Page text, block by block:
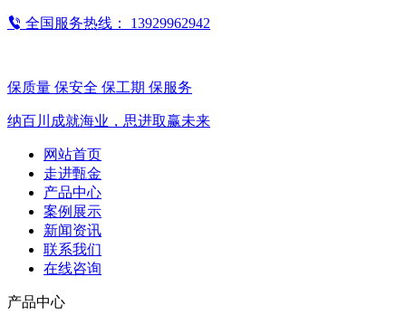
全国服务热线： 13929962942
保质量 保安全 保工期 保服务
纳百川成就海业，思进取赢未来
网站首页
走进甄金
产品中心
案例展示
新闻资讯
联系我们
在线咨询
产品中心